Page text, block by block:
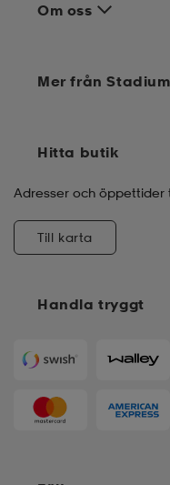
Om oss
Handla tryggt
Mer från Stadium
Hitta butik
Adresser och öppettider
Till karta